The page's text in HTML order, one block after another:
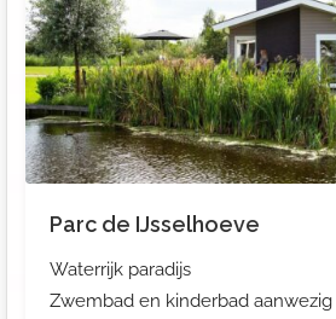
Parc de IJsselhoeve
Waterrijk paradijs
Zwembad en kinderbad aanwezig